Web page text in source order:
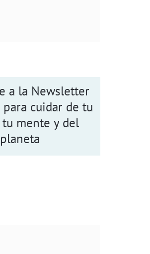
a la Newsletter
cuidar de tu
tu mente y del
planeta